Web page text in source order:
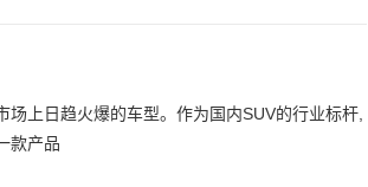
上日趋火爆的车型。作为国内SUV的行业标杆,
款产品